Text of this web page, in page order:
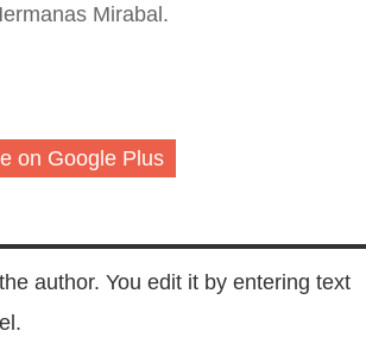
Mirabal.
on Google Plus
author. You edit it by entering text